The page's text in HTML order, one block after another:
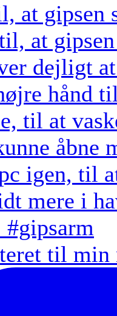
at gipsen
til min